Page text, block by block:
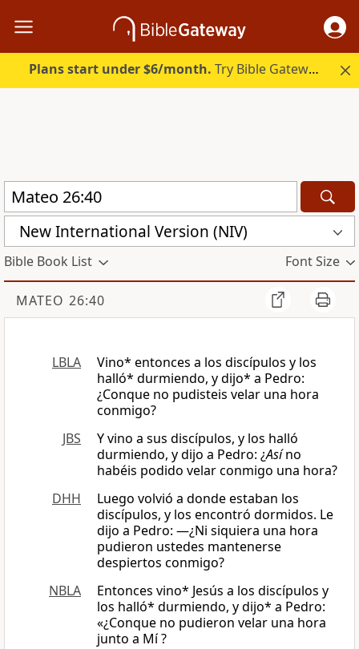
Plans start under $6/month. Try Bible Gateway Plus.
New International Version (NIV)
Bible Book List Font Size
MATEO 26:40
LBLA
Vino* entonces a los discípulos y los
halló* durmiendo, y dijo* a Pedro:
¿Conque no pudisteis velar una hora
conmigo?
JBS
Y vino a sus discípulos, y los halló
durmiendo, y dijo a Pedro: ¿Asíno
habéis podido velar conmigo una hora?
DHH
Luego volvió a donde estaban los
discípulos, y los encontró dormidos. Le
dijo a Pedro: —¿Ni siquiera una hora
pudieron ustedes mantenerse
despiertos conmigo?
NBLA
Entonces vino* Jesús a los discípulos y
los halló* durmiendo, y dijo* a Pedro:
«¿Conque no pudieron velar una hora
junto a Mí ?